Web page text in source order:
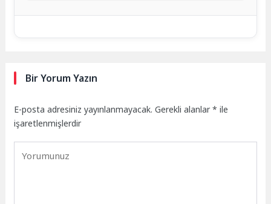
Bir Yorum Yazın
E-posta adresiniz yayınlanmayacak. Gerekli alanlar* ile
işaretlenmişlerdir